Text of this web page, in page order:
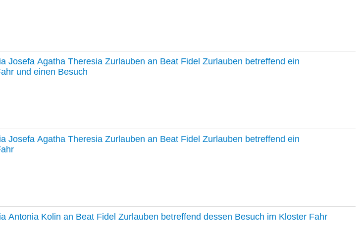
Josefa Agatha Theresia Zurlauben an Beat Fidel Zurlauben betreffend ein
und einen Besuch
Josefa Agatha Theresia Zurlauben an Beat Fidel Zurlauben betreffend ein
Antonia Kolin an Beat Fidel Zurlauben betreffend dessen Besuch im Kloster Fahr